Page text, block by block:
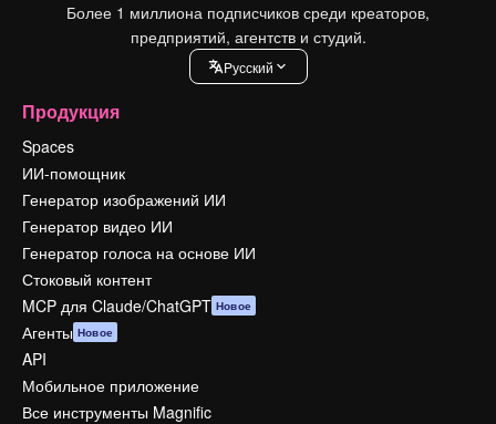
Более 1 миллиона подписчиков среди креаторов,
предприятий, агентств и студий.
Pусский
Продукция
Spaces
ИИ-помощник
Генератор изображений ИИ
Генератор видео ИИ
Генератор голоса на основе ИИ
Стоковый контент
MCP для Claude/ChatGPT Новое
Агенты Новое
API
Мобильное приложение
Все инструменты Magnific